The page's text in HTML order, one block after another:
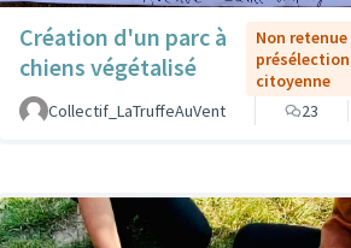
Création d'un parc à
chiens végétalisé
Non retenue
présélection
citoyenne
Collectif_LaTruffeAuVent
23